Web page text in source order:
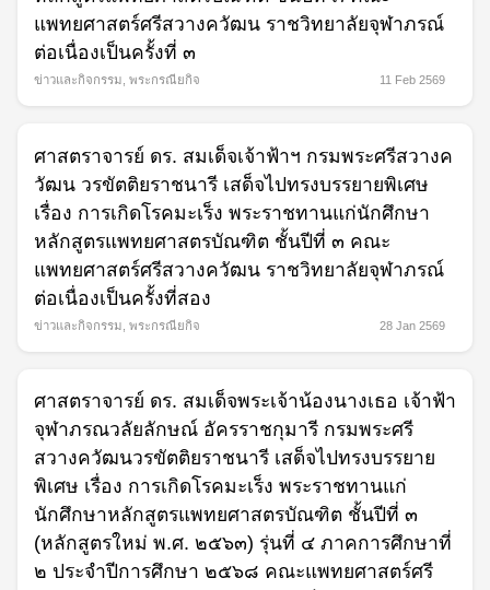
แพทยศาสตร์ศรีสวางควัฒน ราชวิทยาลัยจุฬาภรณ์
ต่อเนื่องเป็นครั้งที่ ๓
ข่าวและกิจกรรม, พระกรณียกิจ 11 Feb 2569
ศาสตราจารย์ ดร. สมเด็จเจ้าฟ้าฯ กรมพระศรีสวางค
วัฒน วรขัตติยราชนารี เสด็จไปทรงบรรยายพิเศษ
เรื่อง การเกิดโรคมะเร็ง พระราชทานแก่นักศึกษา
หลักสูตรแพทยศาสตรบัณฑิต ชั้นปีที่ ๓ คณะ
แพทยศาสตร์ศรีสวางควัฒน ราชวิทยาลัยจุฬาภรณ์
ต่อเนื่องเป็นครั้งที่สอง
ข่าวและกิจกรรม พระกรณียกิจ 28 Jan 2569
ศาสตราจารย์ ดร. สมเด็จพระเจ้าน้องนางเธอ เจ้าฟ้า
จุฬาภรณวลัยลักษณ์ อัครราชกุมารี กรมพระศรี
สวางควัฒนวรขัตติยราชนารี เสด็จไปทรงบรรยาย
พิเศษ เรื่อง การเกิดโรคมะเร็ง พระราชทานแก่
นักศึกษาหลักสูตรแพทยศาสตรบัณฑิต ชั้นปีที่ ๓
(หลักสูตรใหม่ พ.ศ. ๒๕๖๓) รุ่นที่ ๔ ภาคการศึกษาที่
๒ ประจำปีการศึกษา ๒๕๖๘ คณะแพทยศาสตร์ศรี